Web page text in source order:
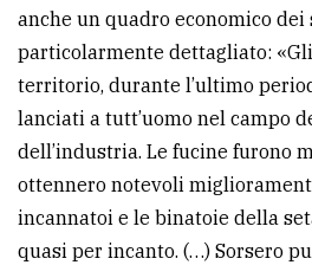
anche un quadro economico
particolarmente dettagliato:
territorio, durante l’ultimo
lanciati a tutt’uomo nel campo
dell’industria. Le fucine furono
ottennero notevoli
incannatoi e le binatoie della
quasi per incanto. (…) Sorsero